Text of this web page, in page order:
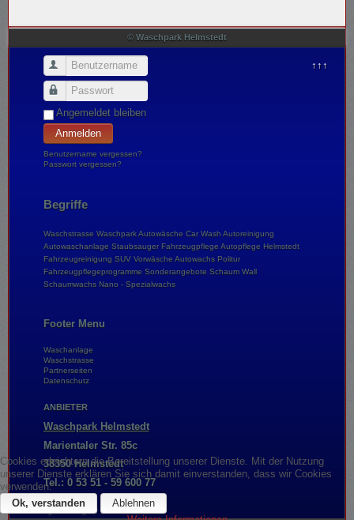
© Waschpark Helmstedt
↑↑↑
Benutzername
Passwort
Angemeldet bleiben
Anmelden
Benutzername vergessen?
Passwort vergessen?
Begriffe
Waschstrasse Waschpark Autowäsche Car Wash Autoreinigung
Autowaschanlage Staubsauger Fahrzeugpflege Autopflege Helmstedt
Fahrzeugreinigung SUV Vorwäsche Autowachs Politur
Fahrzeugpflegeprogramme Sonderangebote Schaum Wall
Schaumwachs Nano - Spezialwachs
Footer Menu
Waschanlage
Waschstrasse
Partnerseiten
Datenschutz
ANBIETER
Waschpark Helmstedt
Marientaler Str. 85c
38350 Helmstedt
Tel.: 0 53 51 - 59 600 77
Montag, 10. August 2026
Cookies erleichtern die Bereitstellung unserer Dienste. Mit der Nutzung
unserer Dienste erklären Sie sich damit einverstanden, dass wir Cookies
verwenden.
Ok, verstanden
Ablehnen